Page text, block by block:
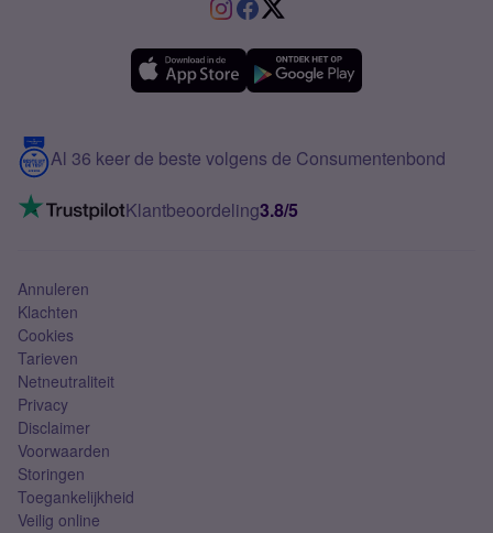
Verschil Prepaid en Sim Only
Meerdere nummers
5G internet
Mobiel internet
Mobiel abonnement
Contact
VoLTE 4G bellen
Al 36 keer de beste volgens de Consumentenbond
Klantbeoordeling3.8/5
Annuleren
Klachten
Cookies
Tarieven
Netneutraliteit
Privacy
Disclaimer
Voorwaarden
Storingen
Toegankelijkheid
Veilig online